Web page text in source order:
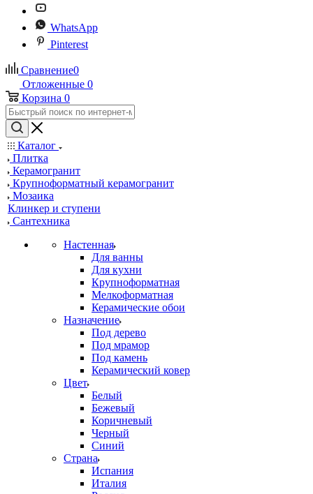
WhatsApp
Pinterest
Сравнение0
Отложенные 0
Корзина 0
Каталог
Плитка
Керамогранит
Крупноформатный керамогранит
Мозаика
Клинкер и ступени
Сантехника
Настенная
Для ванны
Для кухни
Крупноформатная
Мелкоформатная
Керамические обои
Назначение
Под дерево
Под мрамор
Под камень
Керамический ковер
Цвет
Белый
Бежевый
Коричневый
Черный
Синий
Страна
Испания
Италия